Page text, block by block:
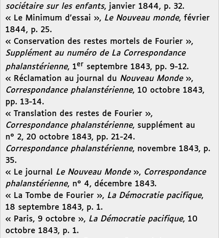
sociétaire sur les enfants, janvier 1844, p. 32.
« Le Minimum d’essai », Le Nouveau monde, février
1844, p. 25.
« Conservation des restes mortels de Fourier »,
Supplément au numéro de La Correspondance
phalanstérienne, 1er septembre 1843, pp. 9-12.
« Réclamation au journal du Nouveau Monde»,
Correspondance phalanstérienne, 10 octobre 1843,
pp. 13-14.
« Translation des restes de Fourier »,
Correspondance phalanstérienne, supplément au
n° 2, 20 octobre 1843, pp. 21-24.
Correspondance phalanstérienne, novembre 1843, p.
35.
« Le journal Le Nouveau Monde», Correspondance
phalanstérienne, n° 4, décembre 1843.
« La Tombe de Fourier », La Démocratie pacifique,
18 septembre 1843, p. 1.
« Paris, 9 octobre », La Démocratie pacifique, 10
octobre 1843, p. 1.